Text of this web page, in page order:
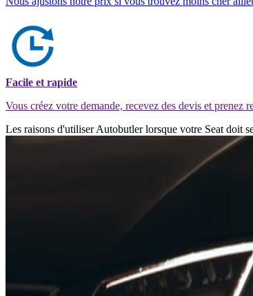
Facile et rapide
Vous créez votre demande, recevez des devis et prenez
Les raisons d'utiliser Autobutler lorsque votre Seat doit